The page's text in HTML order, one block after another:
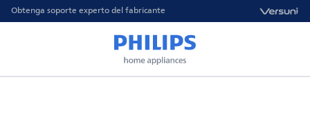
Obtenga soporte experto del fabricante